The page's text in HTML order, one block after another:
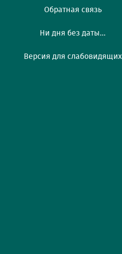
Обратная связь
Ни дня без даты...
Версия для слабовидящих